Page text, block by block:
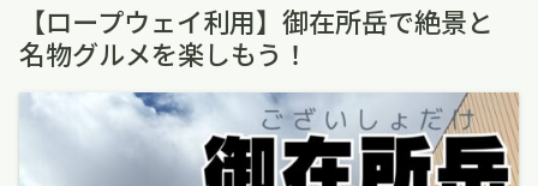
【ロープウェイ利用】御在所岳で絶景と
名物グルメを楽しもう！